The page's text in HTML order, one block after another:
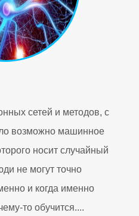
сетей и методов, с
возможно машинное
носит случайный
не могут точно
и когда именно
то обучится....